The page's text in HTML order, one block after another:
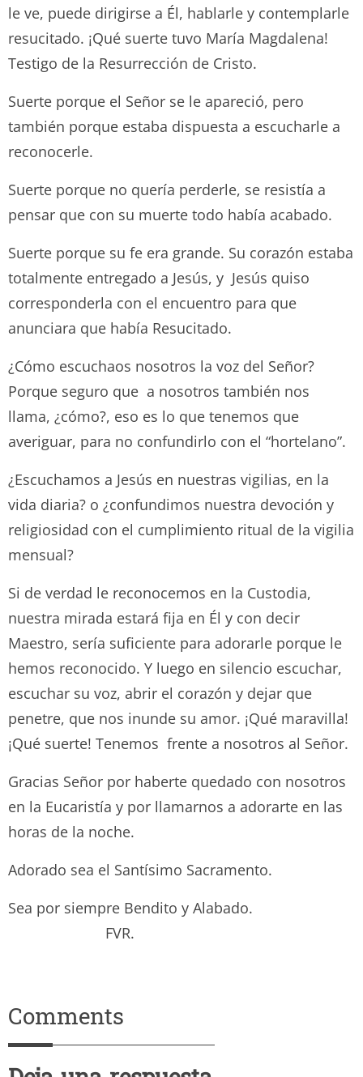
le ve, puede dirigirse a Él, hablarle y contemplarle
resucitado. ¡Qué suerte tuvo María Magdalena!
Testigo de la Resurrección de Cristo.
Suerte porque el Señor se le apareció, pero
también porque estaba dispuesta a escucharle a
reconocerle.
Suerte porque no quería perderle, se resistía a
pensar que con su muerte todo había acabado.
Suerte porque su fe era grande. Su corazón estaba
totalmente entregado a Jesús, y Jesús quiso
corresponderla con el encuentro para que
anunciara que había Resucitado.
¿Cómo escuchaos nosotros la voz del Señor?
Porque seguro que a nosotros también nos
llama, ¿cómo?, eso es lo que tenemos que
averiguar, para no confundirlo con el “hortelano”.
¿Escuchamos a Jesús en nuestras vigilias, en la
vida diaria? o ¿confundimos nuestra devoción y
religiosidad con el cumplimiento ritual de la vigilia
mensual?
Si de verdad le reconocemos en la Custodia,
nuestra mirada estará fija en Él y con decir
Maestro, sería suficiente para adorarle porque le
hemos reconocido. Y luego en silencio escuchar,
escuchar su voz, abrir el corazón y dejar que
penetre, que nos inunde su amor. ¡Qué maravilla!
¡Qué suerte! Tenemos frente a nosotros al Señor.
Gracias Señor por haberte quedado con nosotros
en la Eucaristía y por llamarnos a adorarte en las
horas de la noche.
Adorado sea el Santísimo Sacramento.
Sea por siempre Bendito y Alabado.
FVR.
Comments